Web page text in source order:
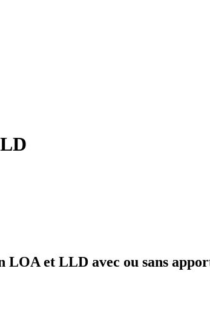
LOA et LLD avec ou sans